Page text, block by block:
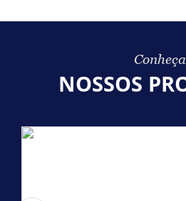
Conheça
NOSSOS